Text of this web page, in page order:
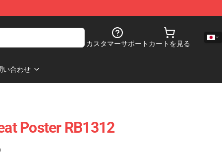
カスタマーサポート カートを見る
い合わせ
Poster RB1312